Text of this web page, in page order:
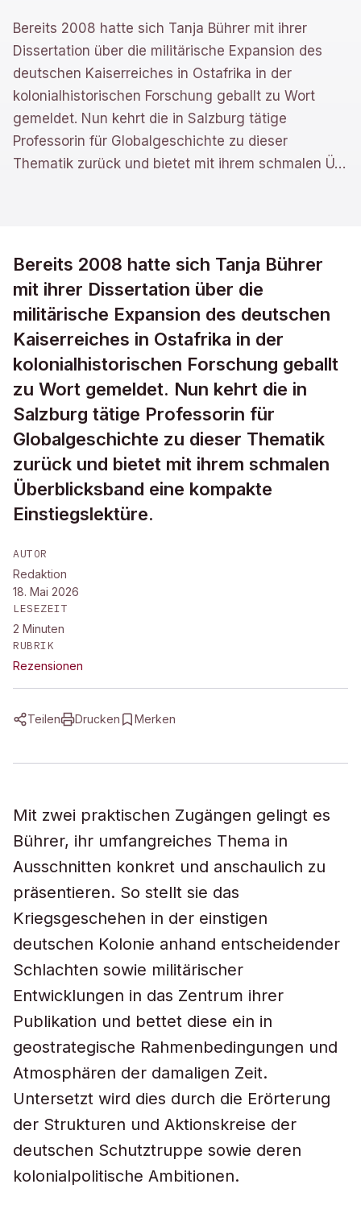
Bereits 2008 hatte sich Tanja Bührer mit ihrer
Dissertation über die militärische Expansion des
deutschen Kaiserreiches in Ostafrika in der
kolonialhistorischen Forschung geballt zu Wort
gemeldet. Nun kehrt die in Salzburg tätige
Professorin für Globalgeschichte zu dieser
Thematik zurück und bietet mit ihrem schmalen Ü…
Bereits 2008 hatte sich Tanja Bührer
mit ihrer Dissertation über die
militärische Expansion des deutschen
Kaiserreiches in Ostafrika in der
kolonialhistorischen Forschung geballt
zu Wort gemeldet. Nun kehrt die in
Salzburg tätige Professorin für
Globalgeschichte zu dieser Thematik
zurück und bietet mit ihrem schmalen
Überblicksband eine kompakte
Einstiegslektüre.
AUTOR
Redaktion
18. Mai 2026
LESEZEIT
2 Minuten
RUBRIK
Rezensionen
Teilen Drucken Merken
Mit zwei praktischen Zugängen gelingt es
Bührer, ihr umfangreiches Thema in
Ausschnitten konkret und anschaulich zu
präsentieren. So stellt sie das
Kriegsgeschehen in der einstigen
deutschen Kolonie anhand entscheidender
Schlachten sowie militärischer
Entwicklungen in das Zentrum ihrer
Publikation und bettet diese ein in
geostrategische Rahmenbedingungen und
Atmosphären der damaligen Zeit.
Untersetzt wird dies durch die Erörterung
der Strukturen und Aktionskreise der
deutschen Schutztruppe sowie deren
kolonialpolitische Ambitionen.